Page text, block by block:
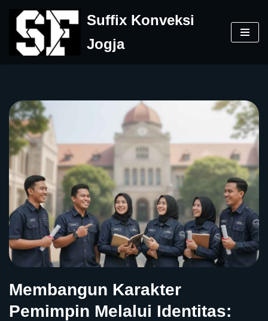
Skip
to
Suffix Konveksi
Jogja
Membangun Karakter
Pemimpin Melalui Identitas: